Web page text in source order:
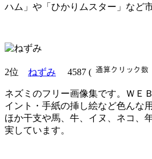
ハム」や「ひかりムスター」など
2位 ねずみ 4587 (
ネズミのフリー画像集です。ＷＥ
イント・手紙の挿し絵など色んな
ほか干支や馬、牛、イヌ、ネコ、
実しています。